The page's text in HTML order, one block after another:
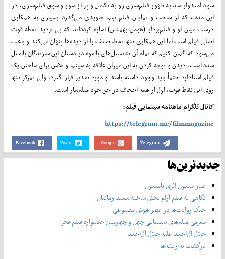
شود امیدوار شد به ظهور فیلم‌­سازی رو به تکامل و پر از شور و شوق فیلم­‌سازی. در
این مدت که از ساخت و نمایش فیلم نیما جاویدی می­‌گذرد بسیاری به همکاری
درست میان او و فیلم‌­بردار (هومن بهمنش) اشاره کرده‌اند که بی تردید نقطه قوت
اصلی فیلم است اما این همکاری تنها نقاط ضعف را از دیده‌­ها پنهان می‌­کند و باعث
می­‌شود که گمان کنیم که تمام آن پتانسیل­‌های بالقوه در دستان این سازندگان بالفعل
شده است. دیدن و توجه کردن به این میزان علاقه به سینما و تلاش برای ساختن یک
فیلم استادارد حتماً باید وجود داشته باشد و مورد تقدیر قرار گیرد؛ ولی تمرکزِ تنها
روی این نقاط قوت، اول از همه اجحاف در حق خود فیلم‌­ساز است.
کانال تلگرام ماهنامه سینمایی فیلم:
https://telegram.me/filmmagazine
Facebook Tweet Google+ Telegram
جدیدترین‌ها
غبار میمون اثری نامیمون
نگاهی به فیلم آرام بخش ساخته سعید زمانیان
جنگ روایت‌ها در عصر هوش مصنوعی
معرفی فیلم‌های سینمایی چهل‌ و چهارمین جشنواره فیلم فجر
جلال آل‌احمد علیه جلال آل‌‌احمد
بازگشت به ریشه‌ها